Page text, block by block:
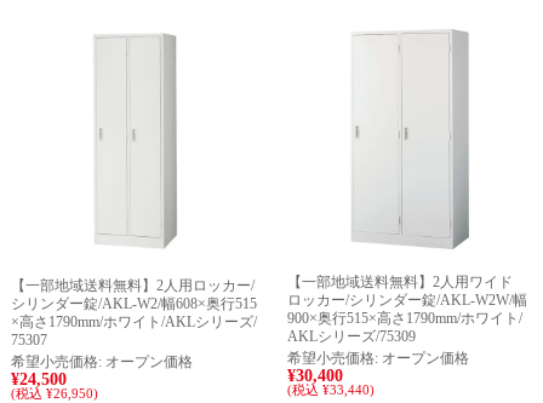
【一部地域送料無料】2人用ロッカー/
シリンダー錠/AKL-W2/幅608×奥行515
×高さ1790mm/ホワイト/AKLシリーズ/
75307
希望小売価格: オープン価格
¥24,500
(税込 ¥26,950)
【一部地域送料無料】2人用ワイド
ロッカー/シリンダー錠/AKL-W2W/幅
900×奥行515×高さ1790mm/ホワイト/
AKLシリーズ/75309
希望小売価格: オープン価格
¥30,400
(税込 ¥33,440)